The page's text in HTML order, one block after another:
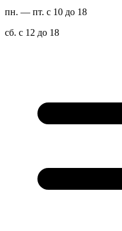
пн. — пт. с 10 до 18
сб. с 12 до 18